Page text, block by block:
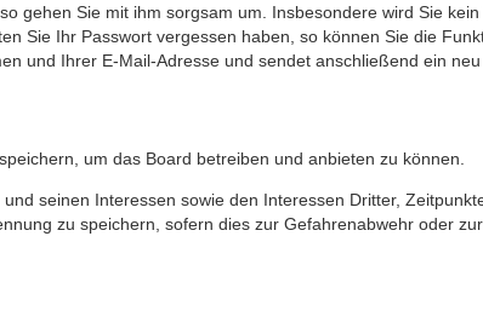
gehen Sie mit ihm sorgsam um. Insbesondere wird Sie
Sie Ihr Passwort vergessen haben, so können Sie die
und Ihrer E-Mail-Adresse und sendet anschließend ein
um das Board betreiben und anbieten zu können.
seinen Interessen sowie den Interessen Dritter,
zu speichern, sofern dies zur Gefahrenabwehr oder